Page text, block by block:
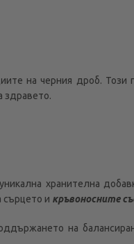
на черния дроб.
здравето.
хранителна
сърцето и кръвоносните
на